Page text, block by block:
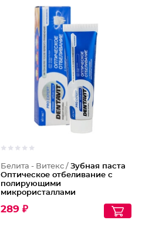
Белита - Витекс /Зубная паста
Оптическое отбеливание с
полирующими
микрористаллами
289 ₽